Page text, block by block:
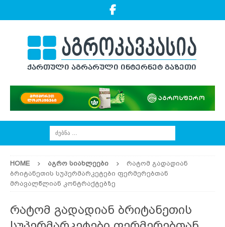
HOME ᲐᲒᲠᲝ ᲡᲘᲐᲮᲚᲔᲔᲑᲘ
რატომ გადადიან
ბრიტანეთის სუპერმარკეტები ფერმერებთან
მრავალწლიან კონტრაქტებზე
რატომ გადადიან ბრიტანეთის